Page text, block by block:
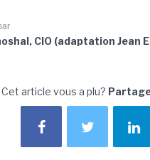
CIO (adaptation Jean
Cet article vous a plu?